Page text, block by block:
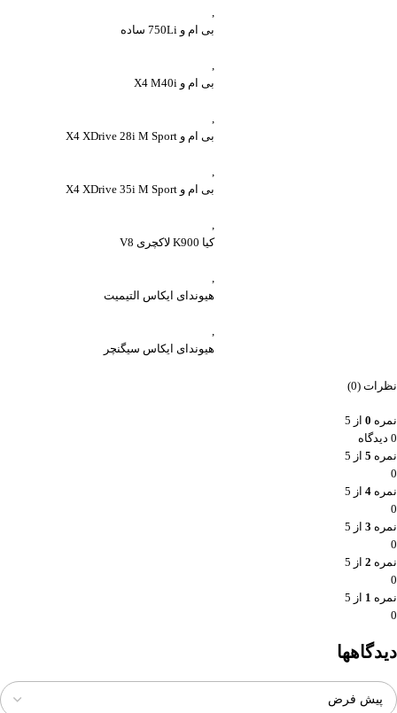
,
بی ام و 750Li ساده
,
بی ام و X4 M40i
,
بی ام و X4 XDrive 28i M Sport
,
بی ام و X4 XDrive 35i M Sport
,
کیا K900 لاکچری V8
,
هیوندای ایکاس التیمیت
,
هیوندای ایکاس سیگنچر
نظرات (0)
نمره 0 از 5
0 دیدگاه
نمره 5 از 5
0
نمره 4 از 5
0
نمره 3 از 5
0
نمره 2 از 5
0
نمره 1 از 5
0
دیدگاهها